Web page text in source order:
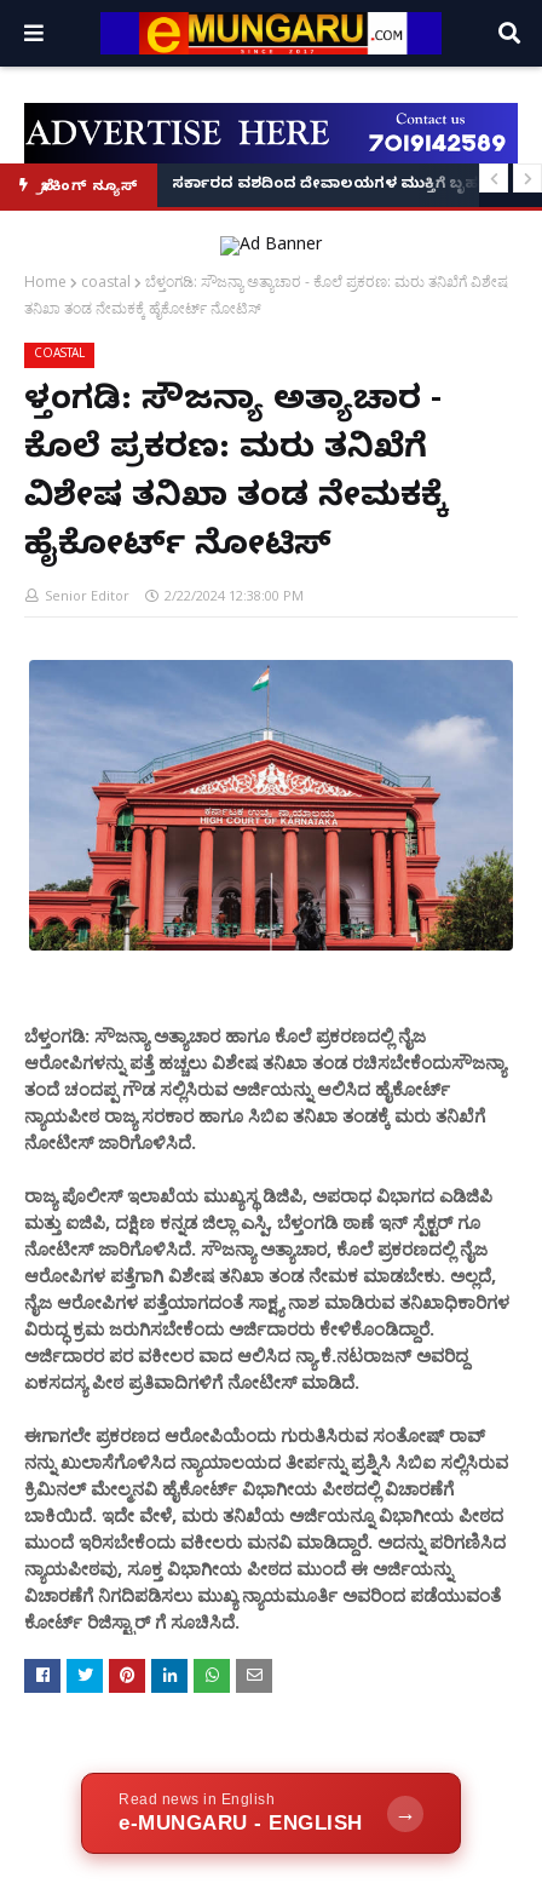
ಬ್ರೇಕಿಂಗ್ ನ್ಯೂಸ್
ಆರಂಭ' – ಸಚಿವ ಯು.ಟಿ. ಖಾದರ್ ಅಭಯ!ಸರ್ಕಾರದ ವಶದಿಂದ ದೇವಾಲಯಗಳ ಮುಕ್ತಿಗೆ ಬೃಹತ್
Home coastal
ಬೆಳ್ತಂಗಡಿ: ಸೌಜನ್ಯಾ ಅತ್ಯಾಚಾರ - ಕೊಲೆ ಪ್ರಕರಣ: ಮರು ತನಿಖೆಗೆ ವಿಶೇಷ
ತನಿಖಾ ತಂಡ ನೇಮಕಕ್ಕೆ ಹೈಕೋರ್ಟ್ ನೋಟಿಸ್
COASTAL
ಬೆಳ್ತಂಗಡಿ: ಸೌಜನ್ಯಾ ಅತ್ಯಾಚಾರ -
ಕೊಲೆ ಪ್ರಕರಣ: ಮರು ತನಿಖೆಗೆ
ವಿಶೇಷ ತನಿಖಾ ತಂಡ ನೇಮಕಕ್ಕೆ
ಹೈಕೋರ್ಟ್ ನೋಟಿಸ್
Senior Editor 2/22/2024 12:38:00 PM
ಬೆಳ್ತಂಗಡಿ: ಸೌಜನ್ಯಾ ಅತ್ಯಾಚಾರ ಹಾಗೂ ಕೊಲೆ ಪ್ರಕರಣದಲ್ಲಿ ನೈಜ
ಆರೋಪಿಗಳನ್ನು ಪತ್ತೆ ಹಚ್ಚಲು ವಿಶೇಷ ತನಿಖಾ ತಂಡ ರಚಿಸಬೇಕೆಂದುಸೌಜನ್ಯಾ
ತಂದೆ ಚಂದಪ್ಪ ಗೌಡ ಸಲ್ಲಿಸಿರುವ ಅರ್ಜಿಯನ್ನು ಆಲಿಸಿದ ಹೈಕೋರ್ಟ್
ನ್ಯಾಯಪೀಠ ರಾಜ್ಯ ಸರಕಾರ ಹಾಗೂ ಸಿಬಿಐ ತನಿಖಾ ತಂಡಕ್ಕೆ ಮರು ತನಿಖೆಗೆ
ನೋಟೀಸ್ ಜಾರಿಗೊಳಿಸಿದೆ.
ರಾಜ್ಯ ಪೊಲೀಸ್‌ ಇಲಾಖೆಯ ಮುಖ್ಯಸ್ಥ ಡಿಜಿಪಿ, ಅಪರಾಧ ವಿಭಾಗದ ಎಡಿಜಿಪಿ
ಮತ್ತು ಐಜಿಪಿ, ದಕ್ಷಿಣ ಕನ್ನಡ ಜಿಲ್ಲಾ ಎಸ್ಪಿ, ಬೆಳ್ತಂಗಡಿ ಠಾಣೆ ಇನ್ ಸ್ಪೆಕ್ಟರ್ ಗೂ
ನೋಟೀಸ್ ಜಾರಿಗೊಳಿಸಿದೆ. ಸೌಜನ್ಯಾ ಅತ್ಯಾಚಾರ, ಕೊಲೆ ಪ್ರಕರಣದಲ್ಲಿ ನೈಜ
ಆರೋಪಿಗಳ ಪತ್ತೆಗಾಗಿ ವಿಶೇಷ ತನಿಖಾ ತಂಡ ನೇಮಕ ಮಾಡಬೇಕು. ಅಲ್ಲದೆ,
ನೈಜ ಆರೋಪಿಗಳ ಪತ್ತೆಯಾಗದಂತೆ ಸಾಕ್ಷ್ಯ ನಾಶ ಮಾಡಿರುವ ತನಿಖಾಧಿಕಾರಿಗಳ
ವಿರುದ್ಧ ಕ್ರಮ ಜರುಗಿಸಬೇಕೆಂದು ಅರ್ಜಿದಾರರು ಕೇಳಿಕೊಂಡಿದ್ದಾರೆ.
ಅರ್ಜಿದಾರರ ಪರ ವಕೀಲರ ವಾದ ಆಲಿಸಿದ ನ್ಯಾ.ಕೆ.ನಟರಾಜನ್ ಅವರಿದ್ದ
ಏಕಸದಸ್ಯ ಪೀಠ ಪ್ರತಿವಾದಿಗಳಿಗೆ ನೋಟೀಸ್ ಮಾಡಿದೆ.
ಈಗಾಗಲೇ ಪ್ರಕರಣದ ಆರೋಪಿಯೆಂದು ಗುರುತಿಸಿರುವ ಸಂತೋಷ್ ರಾವ್
ನನ್ನು ಖುಲಾಸೆಗೊಳಿಸಿದ ನ್ಯಾಯಾಲಯದ ತೀರ್ಪನ್ನು ಪ್ರಶ್ನಿಸಿ ಸಿಬಿಐ ಸಲ್ಲಿಸಿರುವ
ಕ್ರಿಮಿನಲ್‌ ಮೇಲ್ಮನವಿ ಹೈಕೋರ್ಟ್ ವಿಭಾಗೀಯ ಪೀಠದಲ್ಲಿ ವಿಚಾರಣೆಗೆ
ಬಾಕಿಯಿದೆ. ಇದೇ ವೇಳೆ, ಮರು ತನಿಖೆಯ ಅರ್ಜಿಯನ್ನೂ ವಿಭಾಗೀಯ ಪೀಠದ
ಮುಂದೆ ಇರಿಸಬೇಕೆಂದು ವಕೀಲರು ಮನವಿ ಮಾಡಿದ್ದಾರೆ. ಅದನ್ನು ಪರಿಗಣಿಸಿದ
ನ್ಯಾಯಪೀಠವು, ಸೂಕ್ತ ವಿಭಾಗೀಯ ಪೀಠದ ಮುಂದೆ ಈ ಅರ್ಜಿಯನ್ನು
ವಿಚಾರಣೆಗೆ ನಿಗದಿಪಡಿಸಲು ಮುಖ್ಯ ನ್ಯಾಯಮೂರ್ತಿ ಅವರಿಂದ ಪಡೆಯುವಂತೆ
ಕೋರ್ಟ್ ರಿಜಿಸ್ಟ್ರಾರ್ ಗೆ ಸೂಚಿಸಿದೆ.
Read news in English
e-MUNGARU - ENGLISH →